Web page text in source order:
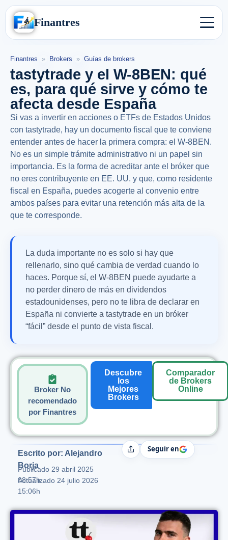
Finantres
Finantres » Brokers » Guías de brokers
tastytrade y el W-8BEN: qué
es, para qué sirve y cómo te
afecta desde España
Si vas a invertir en acciones o ETFs de Estados Unidos
con tastytrade, hay un documento fiscal que te conviene
entender antes de hacer la primera compra: el W-8BEN.
No es un simple trámite administrativo ni un papel sin
importancia. Es la forma de acreditar ante el bróker que
no eres contribuyente en EE. UU. y que, como residente
fiscal en España, puedes acogerte al convenio entre
ambos países para evitar una retención más alta de la
que te corresponde.
La duda importante no es solo si hay que
rellenarlo, sino qué cambia de verdad cuando lo
haces. Porque sí, el W-8BEN puede ayudarte a
no perder dinero de más en dividendos
estadounidenses, pero no te libra de declarar en
España ni convierte a tastytrade en un bróker
“fácil” desde el punto de vista fiscal.
Broker No
recomendado
por Finantres
Descubre
los
Mejores
Brokers
Comparador
de Brokers
Online
Escrito por: Alejandro
Borja
Publicado 29 abril 2025
08:57h
Actualizado 24 julio 2026
15:06h
CompartirSeguir en